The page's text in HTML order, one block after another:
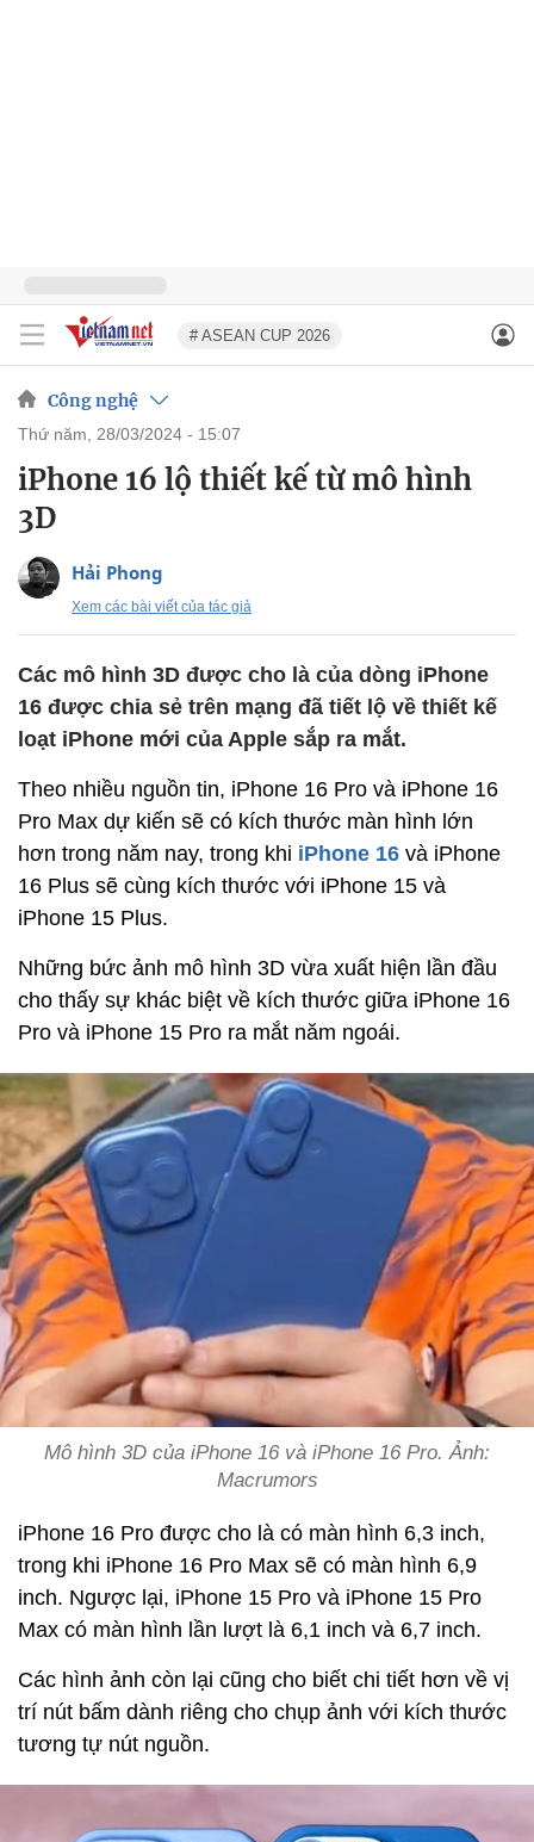
# ASEAN CUP 2026
Công nghệ
thứ năm, 28/03/2024 - 15:07
iPhone 16 lộ thiết kế từ mô hình
3D
Hải Phong
Xem các bài viết của tác giả
Các mô hình 3D được cho là của dòng iPhone
16 được chia sẻ trên mạng đã tiết lộ về thiết kế
loạt iPhone mới của Apple sắp ra mắt.
Theo nhiều nguồn tin, iPhone 16 Pro và iPhone 16
Pro Max dự kiến ​​sẽ có kích thước màn hình lớn
hơn trong năm nay, trong khi iPhone 16 và iPhone
16 Plus sẽ cùng kích thước với iPhone 15 và
iPhone 15 Plus.
Những bức ảnh mô hình 3D vừa xuất hiện lần đầu
cho thấy sự khác biệt về kích thước giữa iPhone 16
Pro và iPhone 15 Pro ra mắt năm ngoái.
Mô hình 3D của iPhone 16 và iPhone 16 Pro. Ảnh:
Macrumors
iPhone 16 Pro được cho là có màn hình 6,3 inch,
trong khi iPhone 16 Pro Max sẽ có màn hình 6,9
inch. Ngược lại, iPhone 15 Pro và iPhone 15 Pro
Max có màn hình lần lượt là 6,1 inch và 6,7 inch.
Các hình ảnh còn lại cũng cho biết chi tiết hơn về vị
trí nút bấm dành riêng cho chụp ảnh với kích thước
tương tự nút nguồn.